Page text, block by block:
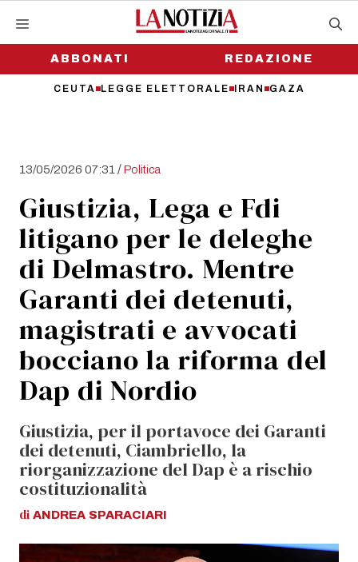
contenutoABBONATI
CEUTA LEGGE ELETTORALE IRAN GAZA
REDAZIONE
13/05/2026 07:31 /Politica
Giustizia, Lega e Fdi
litigano per le deleghe
di Delmastro. Mentre
Garanti dei detenuti,
magistrati e avvocati
bocciano la riforma del
Dap di Nordio
Giustizia, per il portavoce dei Garanti
dei detenuti, Ciambriello, la
riorganizzazione del Dap è a rischio
costituzionalità
di ANDREA SPARACIARI